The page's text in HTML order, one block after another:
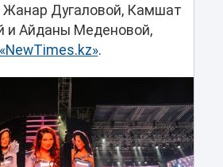
Жанар Дугаловой, Камшат
и Айданы Меденовой,
.